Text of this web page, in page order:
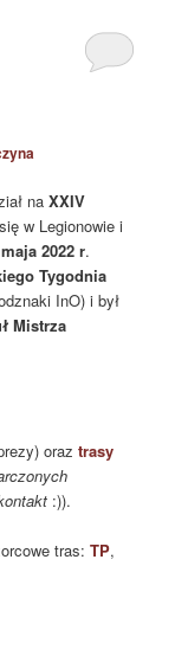
naXXIV
w Legionowie i
2022 r.
Tygodnia
InO) i był
Mistrza
oraztrasy
:)).
tras:TP,